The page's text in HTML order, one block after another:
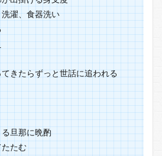
濯、食器洗い
きたらずっと世話に追われる
旦那に晩酌
たむ